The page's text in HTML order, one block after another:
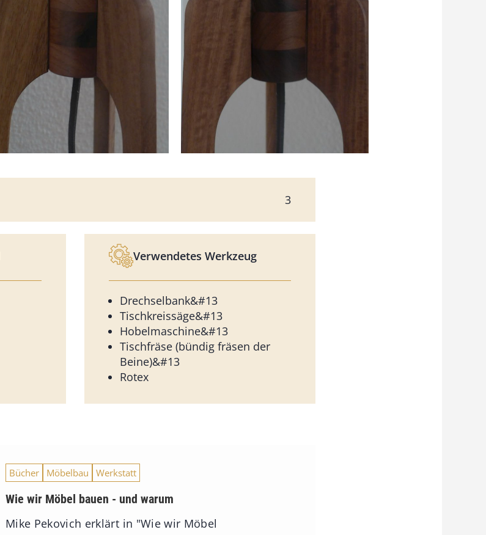
3
Verwendetes Werkzeug
Drechselbank&#13
Tischkreissäge&#13
Hobelmaschine&#13
Tischfräse (bündig fräsen der
Beine)&#13
Rotex
Bücher Möbelbau Werkstatt
Wie wir Möbel bauen - und warum
Mike Pekovich erklärt in "Wie wir Möbel